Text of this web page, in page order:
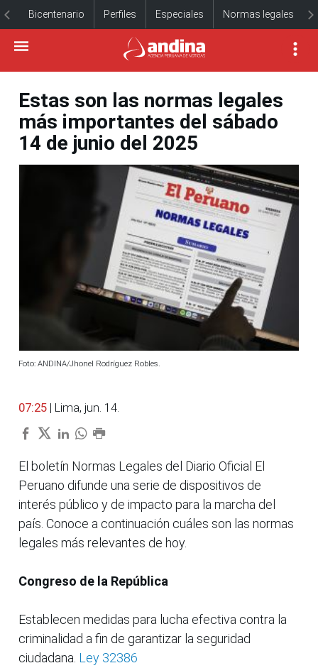
Bicentenario Perfiles Especiales Normas legales
Estas son las normas legales
más importantes del sábado
14 de junio del 2025
Foto: ANDINA/Jhonel Rodríguez Robles.
07:25 | Lima, jun. 14.
El boletín Normas Legales del Diario Oficial El
Peruano difunde una serie de dispositivos de
interés público y de impacto para la marcha del
país. Conoce a continuación cuáles son las normas
legales más relevantes de hoy.
Congreso de la República
Establecen medidas para lucha efectiva contra la
criminalidad a fin de garantizar la seguridad
ciudadana. Ley 32386